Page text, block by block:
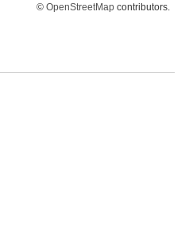
© OpenStreetMap contributors.